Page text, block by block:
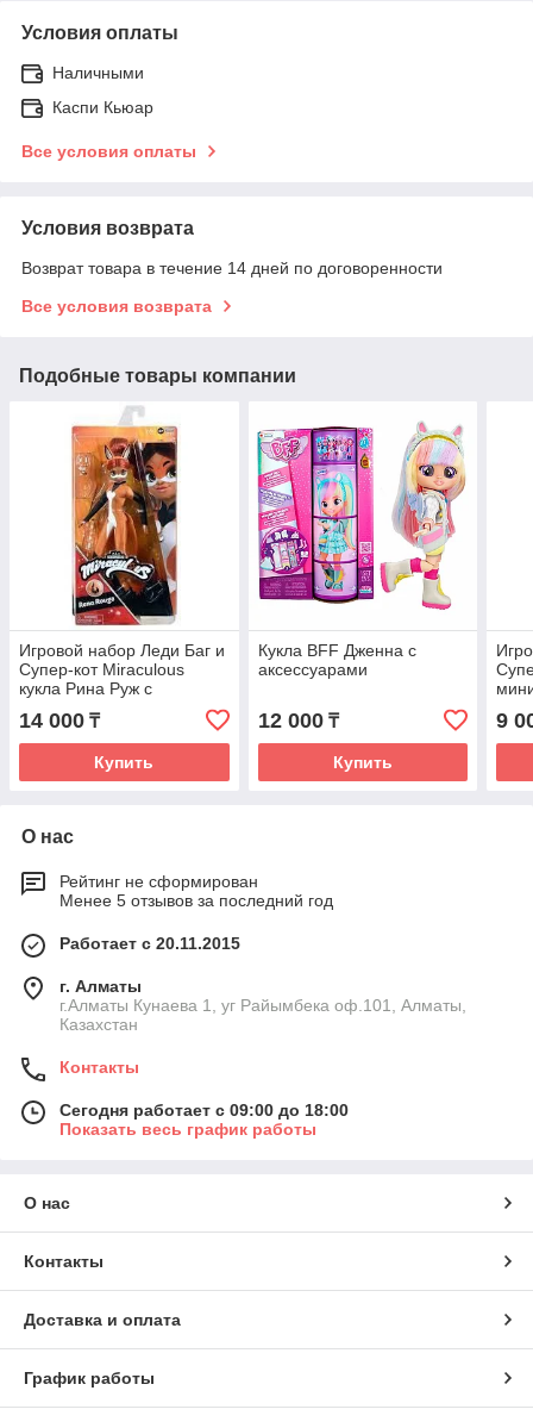
Условия оплаты
Наличными
Каспи Кьюар
Все условия оплаты
Условия возврата
Возврат товара в течение 14 дней по договоренности
Все условия возврата
Подобные товары компании
Игровой набор Леди Баг и
Супер-кот Miraculous
кукла Рина Руж с
аксессуарами 27 см
14 000 ₸
Купить
Кукла BFF Дженна с
аксессуарами
12 000₸
Купить
9
О нас
Рейтинг не сформирован
Менее 5 отзывов за последний год
Работает с 20.11.2015
г. Алматы
г.Алматы Кунаева 1, уг Райымбека оф.101, Алматы,
Казахстан
Контакты
Сегодня работает с 09:00 до 18:00
Показать весь график работы
О нас
Контакты
Доставка и оплата
График работы